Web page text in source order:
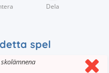
Dela
spel